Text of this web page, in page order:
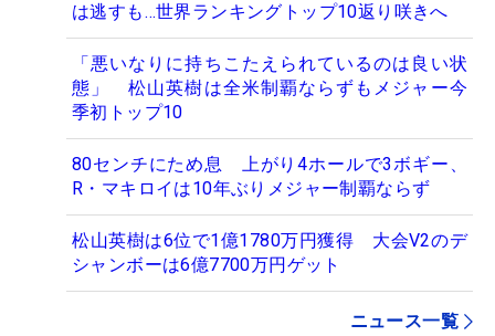
は逃すも…世界ランキングトップ10返り咲きへ
「悪いなりに持ちこたえられているのは良い状
態」 松山英樹は全米制覇ならずもメジャー今
季初トップ10
80センチにため息 上がり4ホールで3ボギー、
R・マキロイは10年ぶりメジャー制覇ならず
松山英樹は6位で1億1780万円獲得 大会V2のデ
シャンボーは6億7700万円ゲット
ニュース一覧